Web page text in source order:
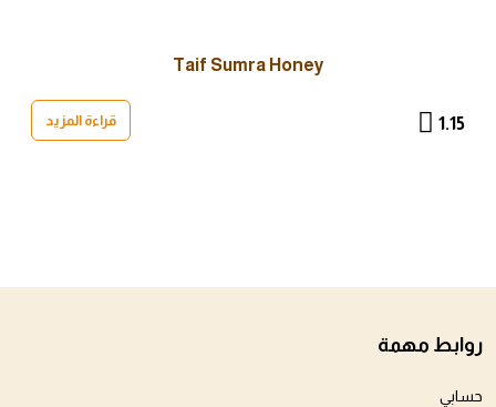
Taif Sumra Honey
1.15 قراءة المزيد
روابط مهمة
حسابي